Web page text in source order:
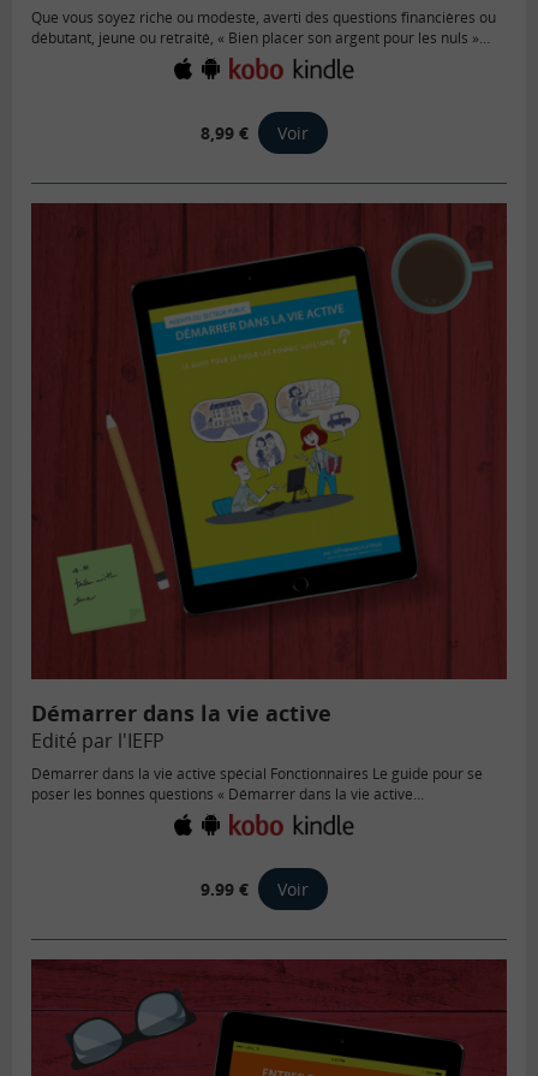
Que vous soyez riche ou modeste, averti des questions financières ou
débutant, jeune ou retraité, « Bien placer son argent pour les nuls »
apporte des réponses à toutes ces questions, et bien d’autres encore !
8,99 € Voir
Démarrer dans la vie active
Edité par l'IEFP
Démarrer dans la vie active spécial Fonctionnaires Le guide pour se
poser les bonnes questions « Démarrer dans la vie active…
9.99 € Voir